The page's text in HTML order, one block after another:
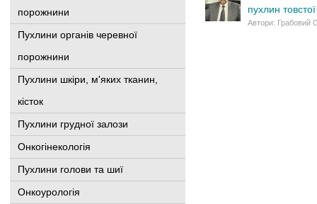
порожнини
Пухлини органів черевної
порожнини
Пухлини шкіри, м'яких тканин,
кісток
Пухлини грудної залози
Онкогінекологія
Пухлини голови та шиї
Онкоурологія
пухлин
Автори: